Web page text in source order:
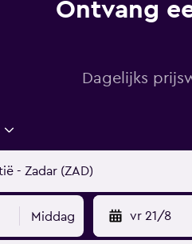
Ontvang
Dagelijks
Middag vr 21/8